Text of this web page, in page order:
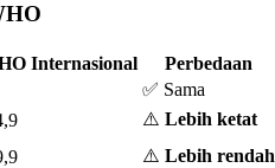
Internasional
Perbedaan
✅ Sama
⚠️ Lebih ketat
⚠️ Lebih rendah